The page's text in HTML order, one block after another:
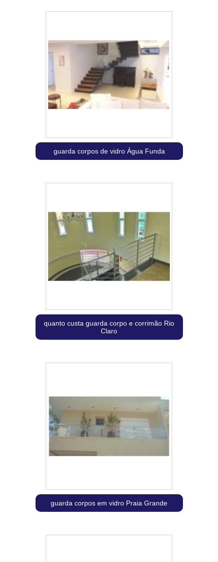
guarda corpos de vidro Água Funda
quanto custa guarda corpo e corrimão Rio
Claro
guarda corpos em vidro Praia Grande